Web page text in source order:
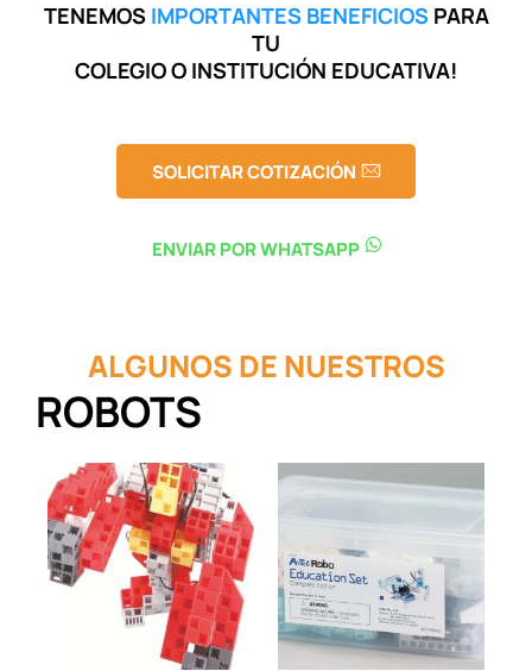
TENEMOS IMPORTANTES BENEFICIOS PARA
TU
COLEGIO O INSTITUCIÓN EDUCATIVA!
SOLICITAR COTIZACIÓN
ENVIAR POR WHATSAPP
ALGUNOS DE NUESTROS
ROBOTS